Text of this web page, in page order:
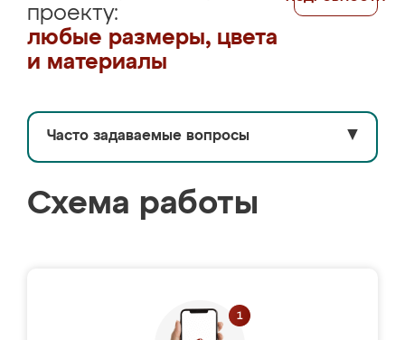
проекту:
любые размеры, цвета
и материалы
Часто задаваемые вопросы ▼
Схема работы